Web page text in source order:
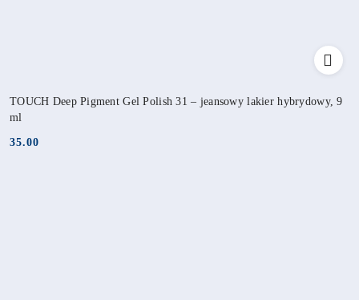
TOUCH Deep Pigment Gel Polish 31 – jeansowy lakier hybrydowy, 9
ml
Cena:
35.00